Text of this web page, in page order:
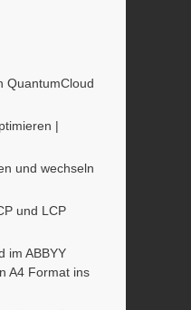
QuantumCloud
|
und wechseln
und LCP
im ABBYY
A4 Format ins